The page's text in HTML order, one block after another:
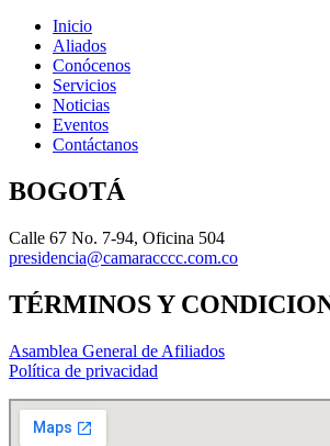
Inicio
Aliados
Conócenos
Servicios
Noticias
Eventos
Contáctanos
BOGOTÁ
Calle 67 No. 7-94, Oficina 504
presidencia@camaracccc.com.co
TÉRMINOS Y
Asamblea General de Afiliados
Política de privacidad